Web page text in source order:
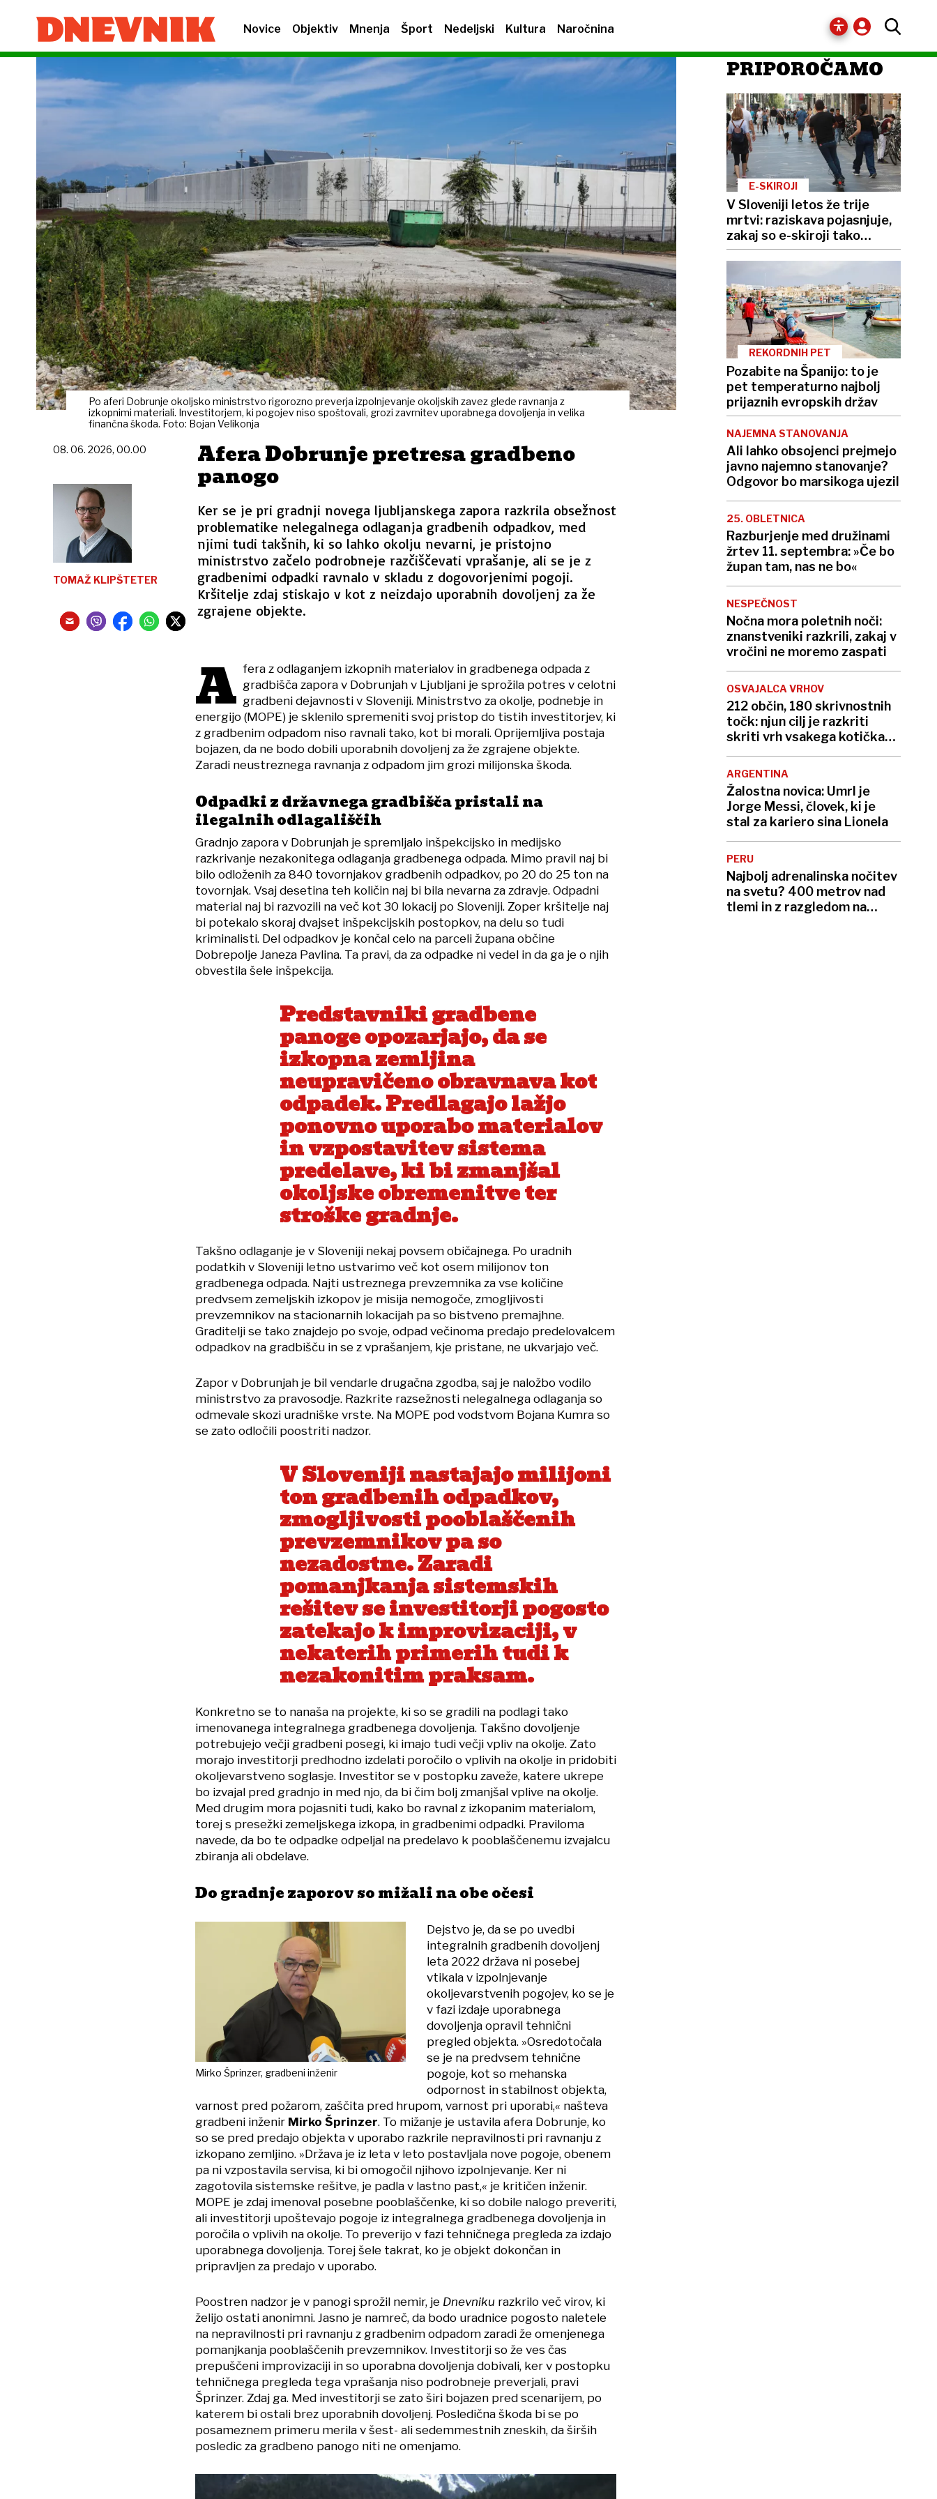
Novice Objektiv Mnenja Šport Nedeljski Kultura Naročnina
Po aferi Dobrunje okoljsko ministrstvo rigorozno preverja izpolnjevanje okoljskih zavez glede ravnanja z
izkopnimi materiali. Investitorjem, ki pogojev niso spoštovali, grozi zavrnitev uporabnega dovoljenja in velika
finančna škoda. Foto: Bojan Velikonja
Afera Dobrunje pretresa gradbeno
panogo
Ker se je pri gradnji novega ljubljanskega zapora razkrila obsežnost
problematike nelegalnega odlaganja gradbenih odpadkov, med
njimi tudi takšnih, ki so lahko okolju nevarni, je pristojno
ministrstvo začelo podrobneje razčiščevati vprašanje, ali se je z
gradbenimi odpadki ravnalo v skladu z dogovorjenimi pogoji.
Kršitelje zdaj stiskajo v kot z neizdajo uporabnih dovoljenj za že
zgrajene objekte.
08. 06. 2026, 00.00
TOMAŽ KLIPŠTETER
A fera z odlaganjem izkopnih materialov in gradbenega odpada z
gradbišča zapora v Dobrunjah v Ljubljani je sprožila potres v celotni
gradbeni dejavnosti v Sloveniji. Ministrstvo za okolje, podnebje in
energijo (MOPE) je sklenilo spremeniti svoj pristop do tistih investitorjev, ki
z gradbenim odpadom niso ravnali tako, kot bi morali. Oprijemljiva postaja
bojazen, da ne bodo dobili uporabnih dovoljenj za že zgrajene objekte.
Zaradi neustreznega ravnanja z odpadom jim grozi milijonska škoda.
Odpadki z državnega gradbišča pristali na
ilegalnih odlagališčih
Gradnjo zapora v Dobrunjah je spremljalo inšpekcijsko in medijsko
razkrivanje nezakonitega odlaganja gradbenega odpada. Mimo pravil naj bi
bilo odloženih za 840 tovornjakov gradbenih odpadkov, po 20 do 25 ton na
tovornjak. Vsaj desetina teh količin naj bi bila nevarna za zdravje. Odpadni
material naj bi razvozili na več kot 30 lokacij po Sloveniji. Zoper kršitelje naj
bi potekalo skoraj dvajset inšpekcijskih postopkov, na delu so tudi
kriminalisti. Del odpadkov je končal celo na parceli župana občine
Dobrepolje Janeza Pavlina. Ta pravi, da za odpadke ni vedel in da ga je o njih
obvestila šele inšpekcija.
Predstavniki gradbene
panoge opozarjajo, da se
izkopna zemljina
neupravičeno obravnava kot
odpadek. Predlagajo lažjo
ponovno uporabo materialov
in vzpostavitev sistema
predelave, ki bi zmanjšal
okoljske obremenitve ter
stroške gradnje.
Takšno odlaganje je v Sloveniji nekaj povsem običajnega. Po uradnih
podatkih v Sloveniji letno ustvarimo več kot osem milijonov ton
gradbenega odpada. Najti ustreznega prevzemnika za vse količine
predvsem zemeljskih izkopov je misija nemogoče, zmogljivosti
prevzemnikov na stacionarnih lokacijah pa so bistveno premajhne.
Graditelji se tako znajdejo po svoje, odpad večinoma predajo predelovalcem
odpadkov na gradbišču in se z vprašanjem, kje pristane, ne ukvarjajo več.
Zapor v Dobrunjah je bil vendarle drugačna zgodba, saj je naložbo vodilo
ministrstvo za pravosodje. Razkrite razsežnosti nelegalnega odlaganja so
odmevale skozi uradniške vrste. Na MOPE pod vodstvom Bojana Kumra so
se zato odločili poostriti nadzor.
V Sloveniji nastajajo milijoni
ton gradbenih odpadkov,
zmogljivosti pooblaščenih
prevzemnikov pa so
nezadostne. Zaradi
pomanjkanja sistemskih
rešitev se investitorji pogosto
zatekajo k improvizaciji, v
nekaterih primerih tudi k
nezakonitim praksam.
Konkretno se to nanaša na projekte, ki so se gradili na podlagi tako
imenovanega integralnega gradbenega dovoljenja. Takšno dovoljenje
potrebujejo večji gradbeni posegi, ki imajo tudi večji vpliv na okolje. Zato
morajo investitorji predhodno izdelati poročilo o vplivih na okolje in pridobiti
okoljevarstveno soglasje. Investitor se v postopku zaveže, katere ukrepe
bo izvajal pred gradnjo in med njo, da bi čim bolj zmanjšal vplive na okolje.
Med drugim mora pojasniti tudi, kako bo ravnal z izkopanim materialom,
torej s presežki zemeljskega izkopa, in gradbenimi odpadki. Praviloma
navede, da bo te odpadke odpeljal na predelavo k pooblaščenemu izvajalcu
zbiranja ali obdelave.
Do gradnje zaporov so mižali na obe očesi
Mirko Šprinzer, gradbeni inženir
Dejstvo je, da se po uvedbi
integralnih gradbenih dovoljenj
leta 2022 država ni posebej
vtikala v izpolnjevanje
okoljevarstvenih pogojev, ko se je
v fazi izdaje uporabnega
dovoljenja opravil tehnični
pregled objekta. »Osredotočala
se je na predvsem tehnične
pogoje, kot so mehanska
odpornost in stabilnost objekta,
varnost pred požarom, zaščita pred hrupom, varnost pri uporabi,« našteva
gradbeni inženir Mirko Šprinzer. To mižanje je ustavila afera Dobrunje, ko
so se pred predajo objekta v uporabo razkrile nepravilnosti pri ravnanju z
izkopano zemljino. »Država je iz leta v leto postavljala nove pogoje, obenem
pa ni vzpostavila servisa, ki bi omogočil njihovo izpolnjevanje. Ker ni
zagotovila sistemske rešitve, je padla v lastno past,« je kritičen inženir.
MOPE je zdaj imenoval posebne pooblaščenke, ki so dobile nalogo preveriti,
ali investitorji upoštevajo pogoje iz integralnega gradbenega dovoljenja in
poročila o vplivih na okolje. To preverijo v fazi tehničnega pregleda za izdajo
uporabnega dovoljenja. Torej šele takrat, ko je objekt dokončan in
pripravljen za predajo v uporabo.
Poostren nadzor je v panogi sprožil nemir, je Dnevniku razkrilo več virov, ki
želijo ostati anonimni. Jasno je namreč, da bodo uradnice pogosto naletele
na nepravilnosti pri ravnanju z gradbenim odpadom zaradi že omenjenega
pomanjkanja pooblaščenih prevzemnikov. Investitorji so že ves čas
prepuščeni improvizaciji in so uporabna dovoljenja dobivali, ker v postopku
tehničnega pregleda tega vprašanja niso podrobneje preverjali, pravi
Šprinzer. Zdaj ga. Med investitorji se zato širi bojazen pred scenarijem, po
katerem bi ostali brez uporabnih dovoljenj. Posledična škoda bi se po
posameznem primeru merila v šest- ali sedemmestnih zneskih, da širših
posledic za gradbeno panogo niti ne omenjamo.
PRIPOROČAMO
E-SKIROJI
V Sloveniji letos že trije
mrtvi: raziskava pojasnjuje,
zakaj so e-skiroji tako
nevarni
REKORDNIH PET
Pozabite na Španijo: to je
pet temperaturno najbolj
prijaznih evropskih držav
NAJEMNA STANOVANJA
Ali lahko obsojenci prejmejo
javno najemno stanovanje?
Odgovor bo marsikoga ujezil
25. OBLETNICA
Razburjenje med družinami
žrtev 11. septembra: »Če bo
župan tam, nas ne bo«
NESPEČNOST
Nočna mora poletnih noči:
znanstveniki razkrili, zakaj v
vročini ne moremo zaspati
OSVAJALCA VRHOV
212 občin, 180 skrivnostnih
točk: njun cilj je razkriti
skriti vrh vsakega kotička
Slovenije
ARGENTINA
Žalostna novica: Umrl je
Jorge Messi, človek, ki je
stal za kariero sina Lionela
PERU
Najbolj adrenalinska nočitev
na svetu? 400 metrov nad
tlemi in z razgledom na